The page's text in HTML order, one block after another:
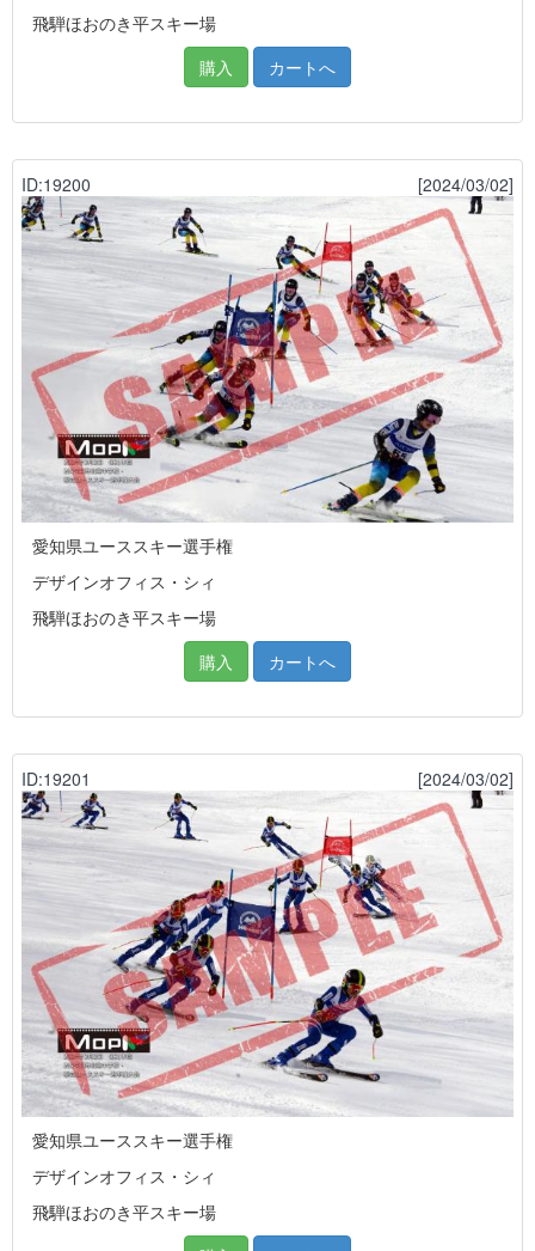
飛騨ほおのき平スキー場
購入
カートへ
ID:19200 [2024/03/02]
愛知県ユーススキー選手権
デザインオフィス・シィ
飛騨ほおのき平スキー場
購入
カートへ
ID:19201 [2024/03/02]
愛知県ユーススキー選手権
デザインオフィス・シィ
飛騨ほおのき平スキー場